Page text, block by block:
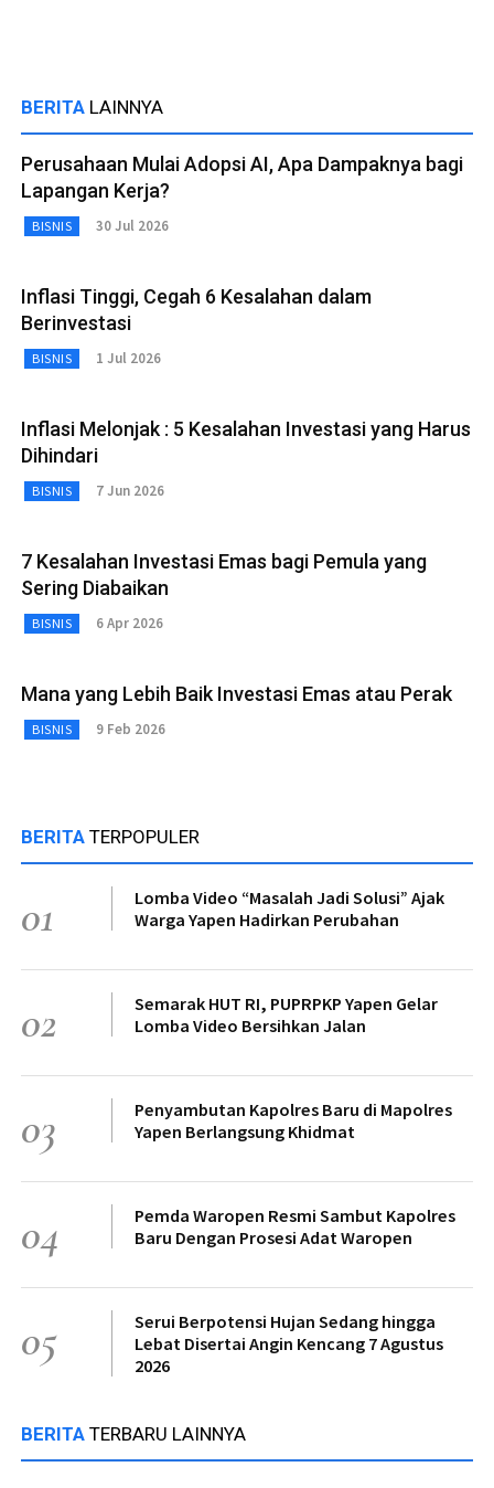
BERITA LAINNYA
Perusahaan Mulai Adopsi AI, Apa Dampaknya bagi
Lapangan Kerja?
BISNIS 30 Jul 2026
Inflasi Tinggi, Cegah 6 Kesalahan dalam
Berinvestasi
BISNIS 1 Jul 2026
Inflasi Melonjak : 5 Kesalahan Investasi yang Harus
Dihindari
BISNIS 7 Jun 2026
7 Kesalahan Investasi Emas bagi Pemula yang
Sering Diabaikan
BISNIS 6 Apr 2026
Mana yang Lebih Baik Investasi Emas atau Perak
BISNIS 9 Feb 2026
BERITA TERPOPULER
01
Lomba Video “Masalah Jadi Solusi” Ajak
Warga Yapen Hadirkan Perubahan
02
Semarak HUT RI, PUPRPKP Yapen Gelar
Lomba Video Bersihkan Jalan
03
Penyambutan Kapolres Baru di Mapolres
Yapen Berlangsung Khidmat
04
Pemda Waropen Resmi Sambut Kapolres
Baru Dengan Prosesi Adat Waropen
05
Serui Berpotensi Hujan Sedang hingga
Lebat Disertai Angin Kencang 7 Agustus
2026
BERITA TERBARU LAINNYA